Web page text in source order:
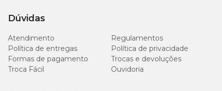
Dúvidas
Atendimento
Regulamentos
Política de entregas
Política de privacidade
Formas de pagamento
Trocas e devoluções
Troca Fácil
Ouvidoria